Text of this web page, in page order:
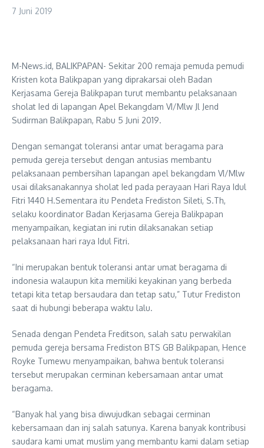
7 Juni 2019
M-News.id, BALIKPAPAN- Sekitar 200 remaja pemuda pemudi
Kristen kota Balikpapan yang diprakarsai oleh Badan
Kerjasama Gereja Balikpapan turut membantu pelaksanaan
sholat Ied di lapangan Apel Bekangdam VI/Mlw Jl Jend
Sudirman Balikpapan, Rabu 5 Juni 2019.
Dengan semangat toleransi antar umat beragama para
pemuda gereja tersebut dengan antusias membantu
pelaksanaan pembersihan lapangan apel bekangdam VI/Mlw
usai dilaksanakannya sholat Ied pada perayaan Hari Raya Idul
Fitri 1440 H.Sementara itu Pendeta Frediston Sileti, S.Th,
selaku koordinator Badan Kerjasama Gereja Balikpapan
menyampaikan, kegiatan ini rutin dilaksanakan setiap
pelaksanaan hari raya Idul Fitri.
“Ini merupakan bentuk toleransi antar umat beragama di
indonesia walaupun kita memiliki keyakinan yang berbeda
tetapi kita tetap bersaudara dan tetap satu,” Tutur Frediston
saat di hubungi beberapa waktu lalu.
Senada dengan Pendeta Freditson, salah satu perwakilan
pemuda gereja bersama Frediston BTS GB Balikpapan, Hence
Royke Tumewu menyampaikan, bahwa bentuk toleransi
tersebut merupakan cerminan kebersamaan antar umat
beragama.
“Banyak hal yang bisa diwujudkan sebagai cerminan
kebersamaan dan inj salah satunya. Karena banyak kontribusi
saudara kami umat muslim yang membantu kami dalam setiap